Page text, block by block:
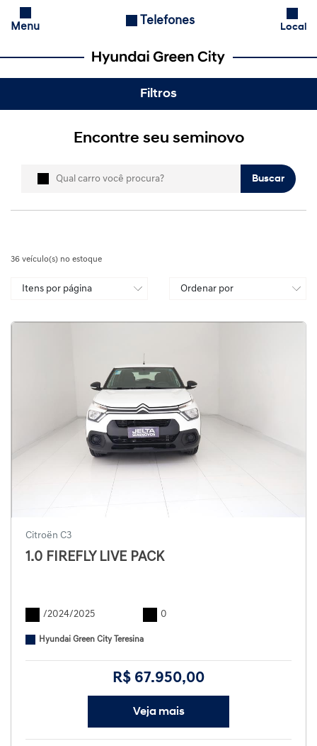
Menu Telefones Local
Filtros
Encontre seu seminovo
Buscar
36 veículo(s) no estoque
Citroën C3
1.0 FIREFLY LIVE PACK
/2024/2025 0
Hyundai Green City Teresina
R$ 67.950,00
Veja mais